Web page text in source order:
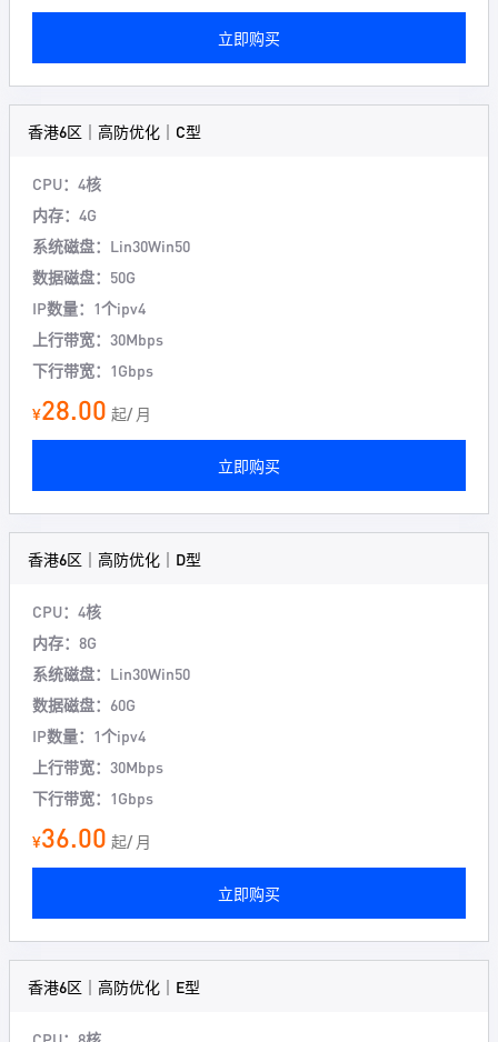
立即购买
香港6区｜高防优化｜C型
CPU：4核
内存：4G
系统磁盘：Lin30Win50
数据磁盘：50G
IP数量：1个ipv4
上行带宽：30Mbps
下行带宽：1Gbps
¥28.00 起/ 月
立即购买
香港6区｜高防优化｜D型
CPU：4核
内存：8G
系统磁盘：Lin30Win50
数据磁盘：60G
IP数量：1个ipv4
上行带宽：30Mbps
下行带宽：1Gbps
¥36.00 起/ 月
立即购买
香港6区｜高防优化｜E型